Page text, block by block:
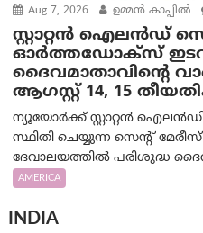
Aug 7, 2026 ഉമ്മന്‍ കാപ്പില്‍
സ്റ്റാറ്റൻ ഐലൻഡ്
ഓർത്തഡോക്സ്
ദൈവമാതാവിന്റെ
ആഗസ്റ്റ് 14, 15
ന്യൂയോർക്ക് സ്റ്റാറ്റൻ
സ്ഥിതി ചെയ്യുന്ന സെന്റ്
ദേവാലയത്തിൽ പരിശുദ്ധ
AMERICA
INDIA